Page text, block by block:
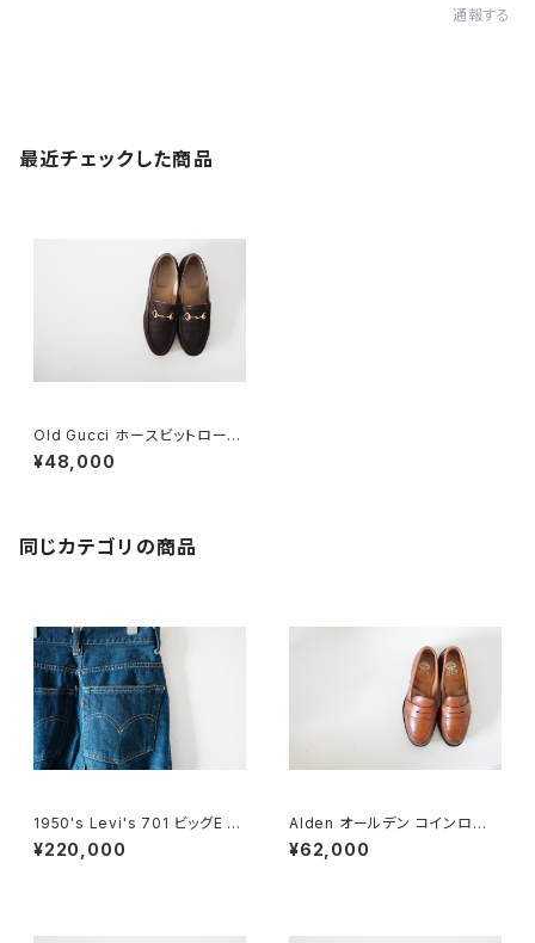
通報する
最近チェックした商品
Old Gucci ホースビットローフ
ァー 5.5B スエード茶
¥48,000
同じカテゴリの商品
1950's Levi's 701 ビッグE 2
4×30
¥220,000
Alden オールデン コインローフ
ァー #985 6E 旧ロゴ
¥62,000